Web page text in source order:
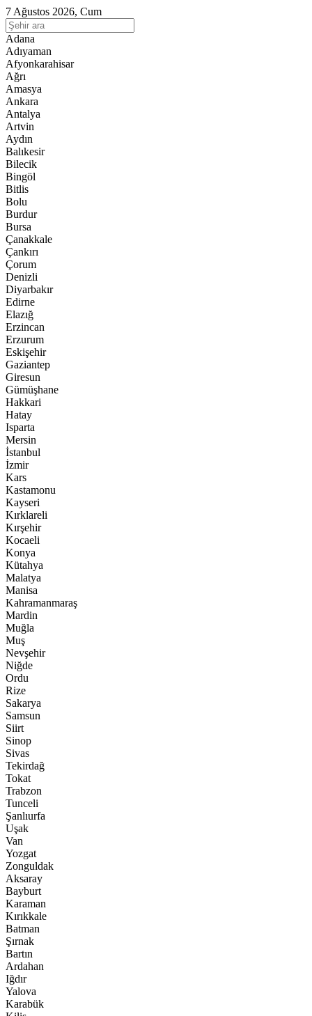
7 Ağustos 2026, Cum
Adana
Adıyaman
Afyonkarahisar
Ağrı
Amasya
Ankara
Antalya
Artvin
Aydın
Balıkesir
Bilecik
Bingöl
Bitlis
Bolu
Burdur
Bursa
Çanakkale
Çankırı
Çorum
Denizli
Diyarbakır
Edirne
Elazığ
Erzincan
Erzurum
Eskişehir
Gaziantep
Giresun
Gümüşhane
Hakkari
Hatay
Isparta
Mersin
İstanbul
İzmir
Kars
Kastamonu
Kayseri
Kırklareli
Kırşehir
Kocaeli
Konya
Kütahya
Malatya
Manisa
Kahramanmaraş
Mardin
Muğla
Muş
Nevşehir
Niğde
Ordu
Rize
Sakarya
Samsun
Siirt
Sinop
Sivas
Tekirdağ
Tokat
Trabzon
Tunceli
Şanlıurfa
Uşak
Van
Yozgat
Zonguldak
Aksaray
Bayburt
Karaman
Kırıkkale
Batman
Şırnak
Bartın
Ardahan
Iğdır
Yalova
Karabük